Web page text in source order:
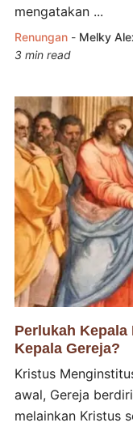
mengatakan ...
Renungan- Melky
3 min read
Perlukah
Kepala Gereja?
Kristus
awal, Gereja
melainkan Kristus